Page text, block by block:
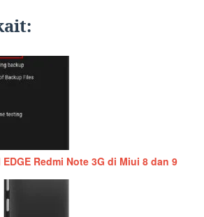
Redmi Note 3G di Miui 8 dan 9